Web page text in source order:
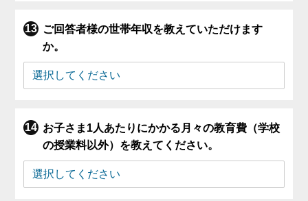
ご回答者様の世帯年収を教えていただけます
か。
お子さま1人あたりにかかる月々の教育費（学校
の授業料以外）を教えてください。